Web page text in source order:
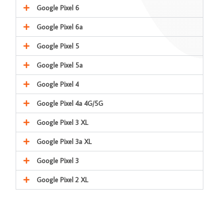
Google Pixel 6
Google Pixel 6a
Google Pixel 5
Google Pixel 5a
Google Pixel 4
Google Pixel 4a 4G/5G
Google Pixel 3 XL
Google Pixel 3a XL
Google Pixel 3
Google Pixel 2 XL